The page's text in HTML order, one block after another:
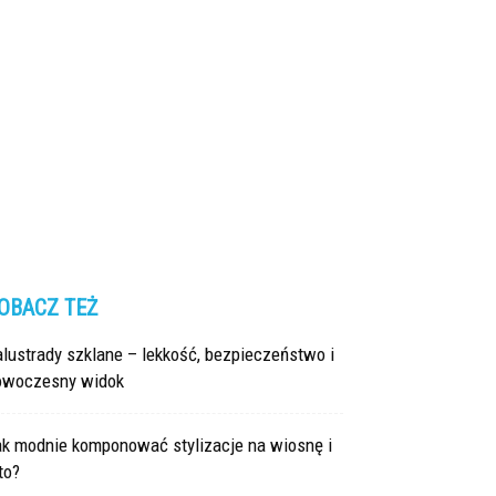
TEŻ
szklane – lekkość, bezpieczeństwo i
widok
modnie komponować stylizacje na wiosnę i